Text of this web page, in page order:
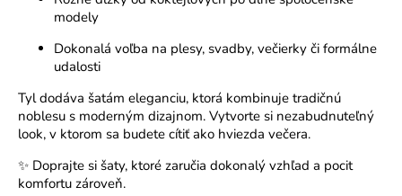
modely
Dokonalá voľba na plesy, svadby, večierky či formálne
udalosti
Tyl dodáva šatám eleganciu, ktorá kombinuje tradičnú
noblesu s moderným dizajnom. Vytvorte si nezabudnuteľný
look, v ktorom sa budete cítiť ako hviezda večera.
✨ Doprajte si šaty, ktoré zaručia dokonalý vzhľad a pocit
komfortu zároveň.
á
j
s
ť